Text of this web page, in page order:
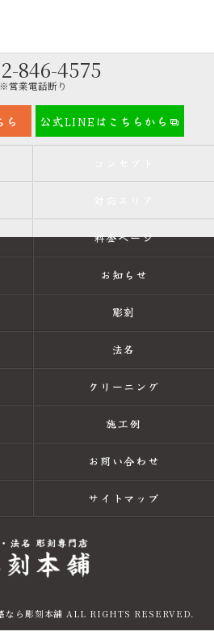
846-4575
※営業電話断り
ら 公式LINEはこちらから
料金ページ
お知らせ
彫刻
法名
クリーニング
施工例
お問い合わせ
サイトマップ
なら彫刻本舗 ALL RIGHTS RESERVED.